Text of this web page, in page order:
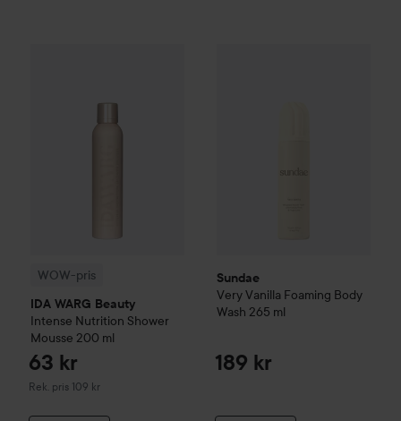
WOW-pris
IDA WARG Beauty
Intense Nutrition Shower
Mousse 200 ml
63 kr
Rek. pris 109 kr
Rekommenderat pris 109 kr
Sundae
Very Vanilla Foaming Body
Wash 265 ml
189 kr